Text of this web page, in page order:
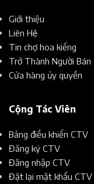
Giới thiệu
Liên Hệ
Tin chợ hoa kiểng
Trở Thành Người Bán
Cửa hàng ủy quyền
Cộng Tác Viên
Bảng điều khiển CTV
Đăng ký CTV
Đăng nhập CTV
Đặt lại mật khẩu CTV